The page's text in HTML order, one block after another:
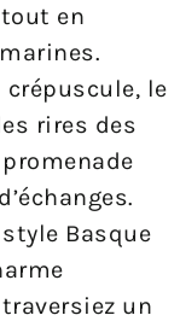
en
le
rires des
Basque
un